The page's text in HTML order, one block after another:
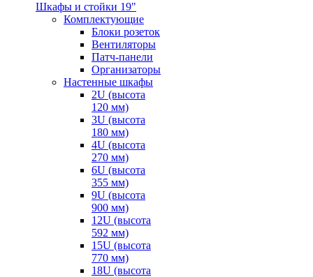
Шкафы и стойки 19"
Комплектующие
Блоки розеток
Вентиляторы
Патч-панели
Организаторы
Настенные шкафы
2U (высота
120 мм)
3U (высота
180 мм)
4U (высота
270 мм)
6U (высота
355 мм)
9U (высота
900 мм)
12U (высота
592 мм)
15U (высота
770 мм)
18U (высота